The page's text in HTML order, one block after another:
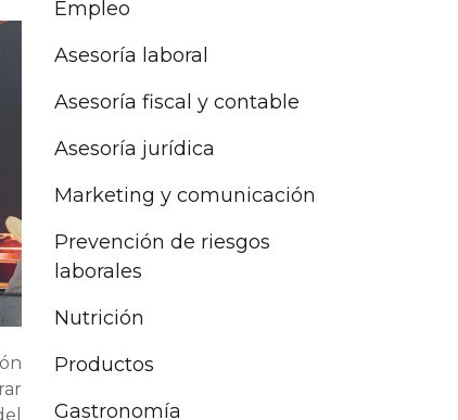
Empleo
Asesoría laboral
Asesoría fiscal y contable
Asesoría jurídica
Marketing y comunicación
Prevención de riesgos
laborales
Nutrición
Productos
Gastronomía